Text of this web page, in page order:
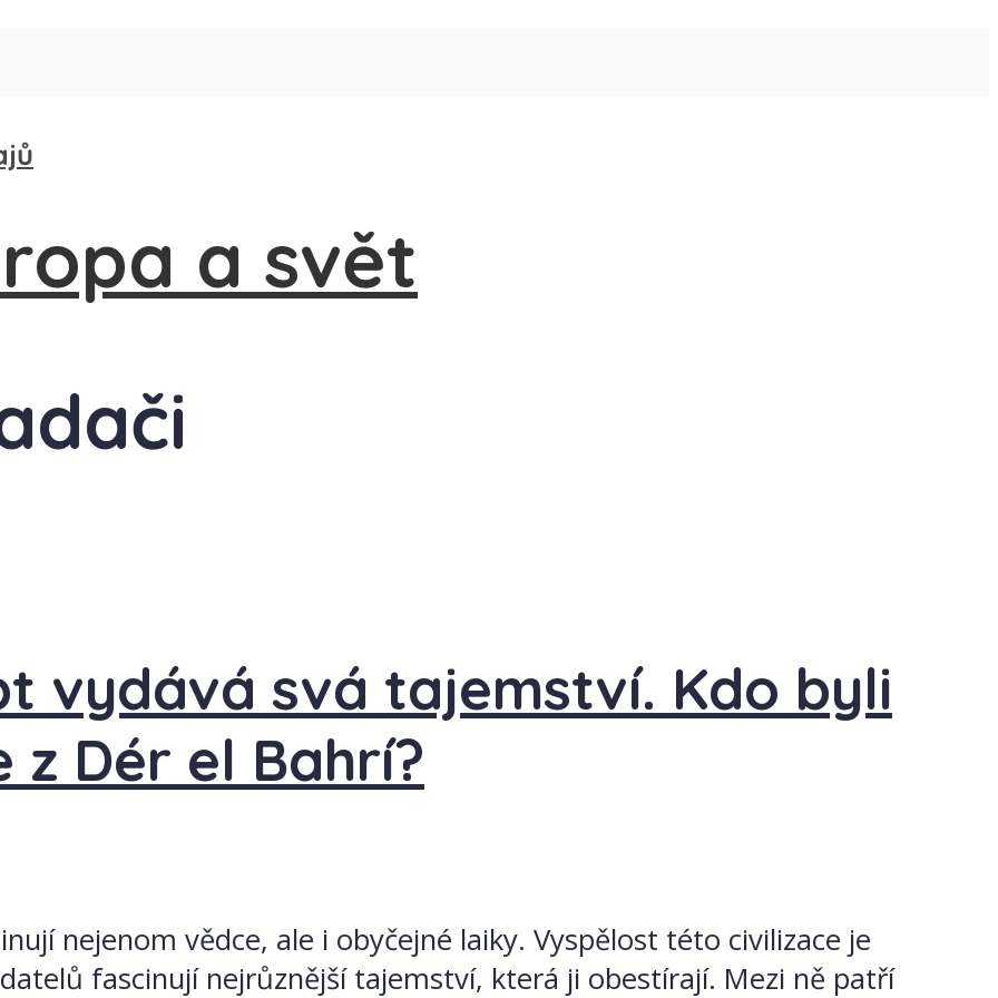
vydává svá tajemství. Kdo byli
z Dér el Bahrí?
nejenom vědce, ale i obyčejné laiky. Vyspělost této civilizace je
fascinují nejrůznější tajemství, která ji obestírají. Mezi ně patří